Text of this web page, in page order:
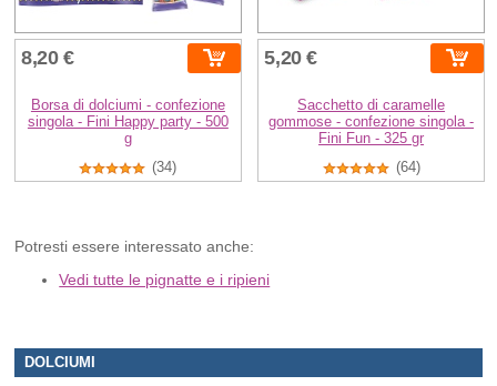
8,20 €
Borsa di dolciumi - confezione
singola - Fini Happy party - 500
g
(34)
5,20 €
Sacchetto di caramelle
gommose - confezione singola -
Fini Fun - 325 gr
(64)
Potresti essere interessato anche:
Vedi tutte le pignatte e i ripieni
DOLCIUMI